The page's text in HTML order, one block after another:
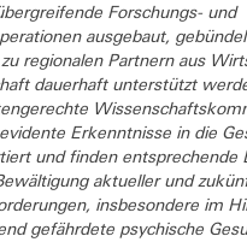
Forschungs- und
ausgebaut,
zu regionalen Partnern aus
dauerhaft unterstützt
Erkenntnisse in die
und finden entsprechende
aktueller und
insbesondere im
gefährdete psychische